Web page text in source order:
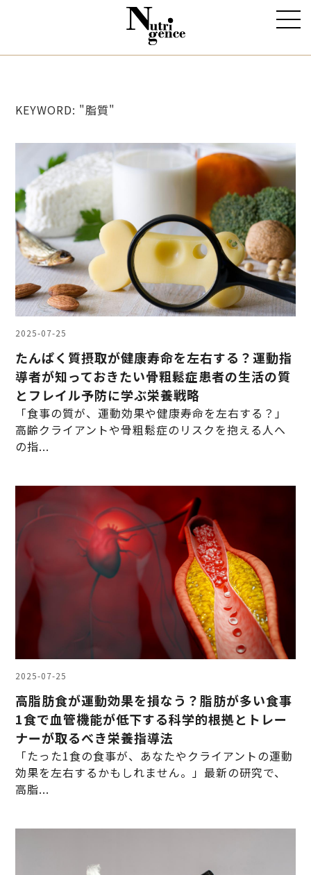
KEYWORD: "脂質"
2025-07-25
たんぱく質摂取が健康寿命を左右する？運動指
導者が知っておきたい骨粗鬆症患者の生活の質
とフレイル予防に学ぶ栄養戦略
「食事の質が、運動効果や健康寿命を左右する？」
高齢クライアントや骨粗鬆症のリスクを抱える人へ
の指...
2025-07-25
高脂肪食が運動効果を損なう？脂肪が多い食事
1食で血管機能が低下する科学的根拠とトレー
ナーが取るべき栄養指導法
「たった1食の食事が、あなたやクライアントの運動
効果を左右するかもしれません。」最新の研究で、
高脂...